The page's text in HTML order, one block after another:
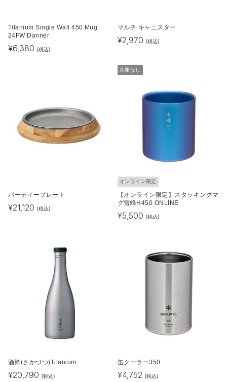
Titanium Single Wall 450 Mug
24FW Danner
¥6,380 (税込)
マルチ キャニスター
¥2,970 (税込)
パーティープレート
¥21,120 (税込)
在庫なし
オンライン限定
【オンライン限定】スタッキングマ
グ雪峰H450 ONLINE
¥5,500 (税込)
酒筒(さかづつ)Titanium
¥20,790 (税込)
缶クーラー350
¥4,752 (税込)